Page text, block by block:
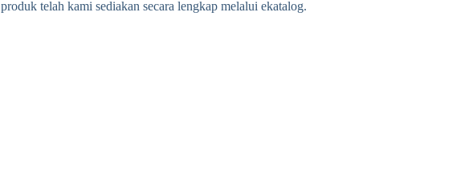
telah kami sediakan secara lengkap melalui ekatalog.